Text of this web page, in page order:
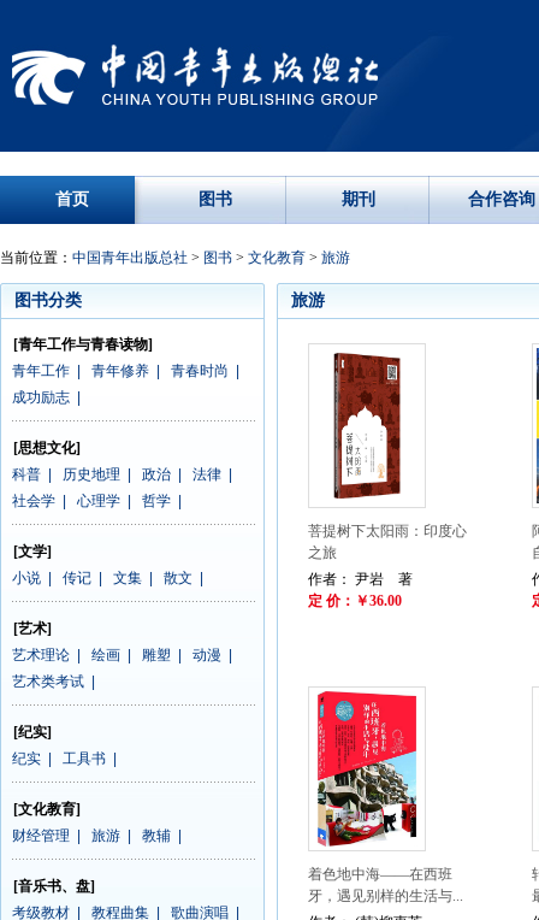
首页 图书 期刊 合作咨询
当前位置： 中国青年出版总社 > 图书 > 文化教育 > 旅游
图书分类
[青年工作与青春读物]
青年工作
青年修养 青春时尚
成功励志
[思想文化]
科普
历史地理 政治 法律
社会学
心理学 哲学
[文学]
小说
传记 文集 散文
[艺术]
艺术理论
绘画 雕塑 动漫
艺术类考试
[纪实]
纪实
工具书
[文化教育]
财经管理
旅游 教辅
[音乐书、盘]
考级教材
教程曲集 歌曲演唱
旅游
菩提树下太阳雨：印度心
之旅
作者： 尹岩 著
定 价：￥36.00
着色地中海——在西班
牙，遇见别样的生活与...